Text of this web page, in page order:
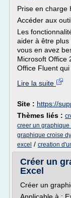
Prise en charge
Accéder aux
Les
aider à être
vous en avez
Microsoft Office
Office Fluent qui
Lire la suite
Site : https://
Thèmes liés :
creer un
graphique croise
excel / creation
Créer un
Excel
Créer un